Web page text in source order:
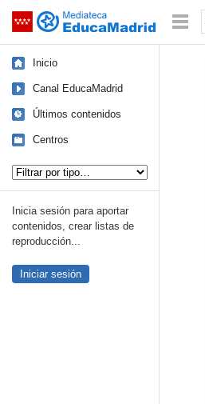
Saltar navegación
Inicio
Canal EducaMadrid
Últimos contenidos
Centros
Inicia sesión para aportar
contenidos, crear listas de
reproducción...
Iniciar sesión